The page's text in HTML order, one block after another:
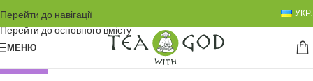
Перейти до навігації
Перейти до основного вмісту
УКР.
МЕНЮ